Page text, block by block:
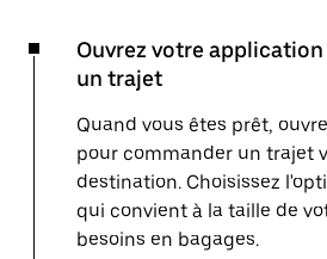
Ouvrez votre
un trajet
Quand vous êtes prêt,
pour commander un trajet
destination. Choisissez
qui convient à la taille de
besoins en bagages.